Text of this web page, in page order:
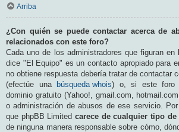
Arriba
¿Con quién se puede contactar acerca de
relacionados con este foro?
Cada uno de los administradores que figuran
dice "El Equipo" es un contacto apropiado para
no obtiene respuesta debería tratar de contactar
(efectúe una
búsqueda whois) o, si este foro
dominio gratuito (Yahoo!, gmail.com,
o administración de abusos de ese servicio.
que phpBB Limited carece de cualquier tipo de
de ninguna manera responsable sobre cómo,